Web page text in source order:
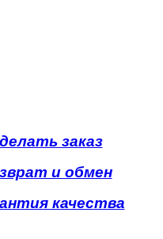
заказ
и обмен
качества